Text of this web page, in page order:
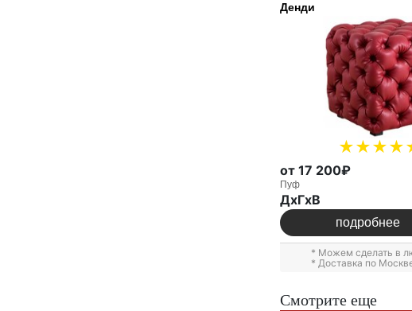
Денди
от 17 200₽
Пуф
ДxГxВ
подробнее
* Можем сделать в
* Доставка по
Смотрите еще